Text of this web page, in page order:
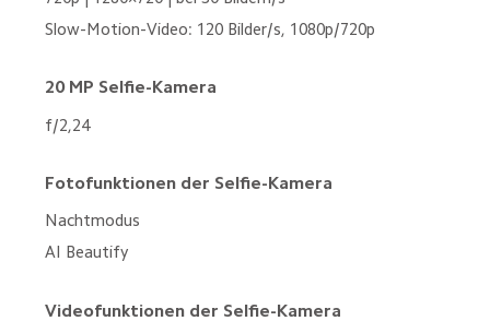
Slow-Motion-Video: 120 Bilder/s, 1080p/720p
20 MP Selfie-Kamera
f/2,24
Fotofunktionen der Selfie-Kamera
Nachtmodus
AI Beautify
Videofunktionen der Selfie-Kamera